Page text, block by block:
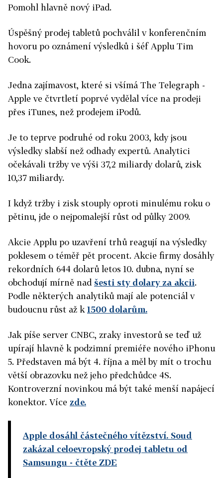
Pomohl hlavně nový iPad.
Úspěšný prodej tabletů pochválil v konferenčním
hovoru po oznámení výsledků i šéf Applu Tim
Cook.
Jedna zajímavost, které si všímá The Telegraph -
Apple ve čtvrtletí poprvé vydělal více na prodeji
přes iTunes, než prodejem iPodů.
Je to teprve podruhé od roku 2003, kdy jsou
výsledky slabší než odhady expertů. Analytici
očekávali tržby ve výši 37,2 miliardy dolarů, zisk
10,37 miliardy.
I když tržby i zisk stouply oproti minulému roku o
pětinu, jde o nejpomalejší růst od půlky 2009.
Akcie Applu po uzavření trhů reagují na výsledky
poklesem o téměř pět procent. Akcie firmy dosáhly
rekordních 644 dolarů letos 10. dubna, nyní se
obchodují mírně nad šesti sty dolary za akcii.
Podle některých analytiků mají ale potenciál v
budoucnu růst až k 1500 dolarům.
Jak píše server CNBC, zraky investorů se teď už
upírají hlavně k podzimní premiéře nového iPhonu
5. Představen má být 4. října a měl by mít o trochu
větší obrazovku než jeho předchůdce 4S.
Kontroverzní novinkou má být také menší napájecí
konektor. Více zde.
Apple dosáhl částečného vítězství. Soud
zakázal celoevropský prodej tabletu od
Samsungu - čtěte ZDE